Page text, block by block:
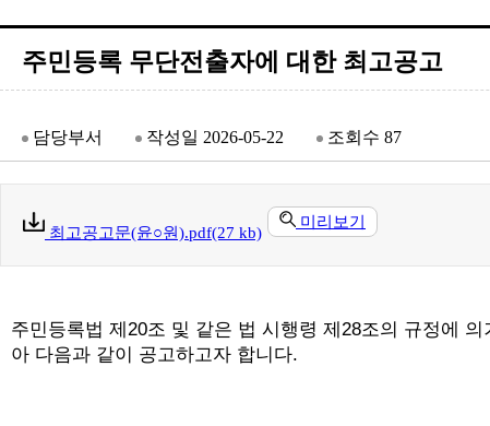
주민등록 무단전출자에 대한 최고공고
담당부서 작성일 2026-05-22 조회수 87
최고공고문(윤○원).pdf(27 kb)
미리보기
주민등록법 제20조 및 같은 법 시행령 제28조의 규정에
아 다음과 같이 공고하고자 합니다.